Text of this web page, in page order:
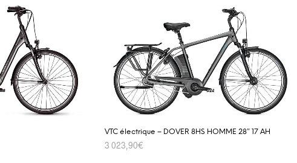
VTC électrique – DOVER 8HS HOMME 28″ 17 AH
3 023,90€